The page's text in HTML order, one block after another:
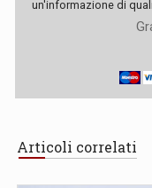
un'informazione di
Articoli correlati